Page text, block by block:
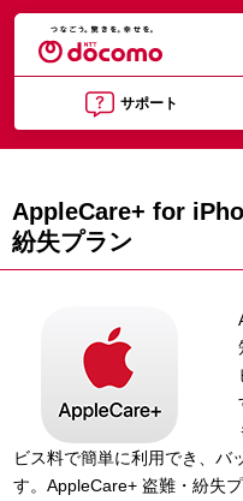
サポート
AppleCare+ for
紛失プラン
ビス料で簡単に利用でき、バ
す。AppleCare+ 盗難・紛失